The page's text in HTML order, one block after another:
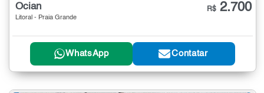
Ocian
Litoral - Praia Grande
R$ 2.700
WhatsApp Contatar